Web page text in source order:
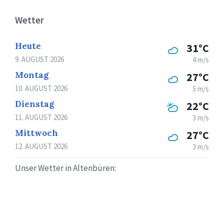
Wetter
Heute
9. AUGUST 2026
31°C
4 m/s
Montag
10. AUGUST 2026
27°C
5 m/s
Dienstag
11. AUGUST 2026
22°C
3 m/s
Mittwoch
12. AUGUST 2026
27°C
3 m/s
Unser Wetter in Altenbüren: